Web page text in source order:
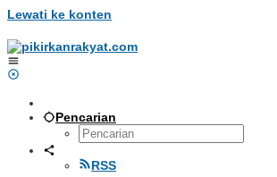
Lewati ke konten
Pencarian
RSS